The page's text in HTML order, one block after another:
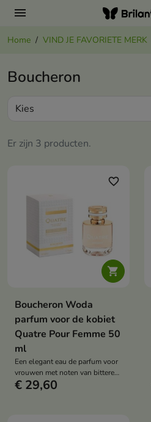
menu
Home VIND JE FAVORIETE MERK
Boucheron
Er zijn 3 producten.
Kies

favorite_border
Boucheron Woda
parfum voor de kobiet
Quatre Pour Femme 50
ml
Een elegant eau de parfum voor
vrouwen met noten van bittere
sinaasappel, rode bes, roos,
€ 29,60